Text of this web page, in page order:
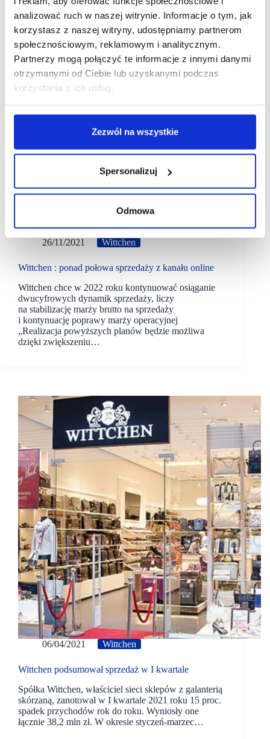
analizować ruch w naszej witrynie. Informacje o tym, jak
korzystasz z naszej witryny, udostępniamy partnerom
społecznościowym, reklamowym i analitycznym.
Partnerzy mogą połączyć te informacje z innymi danymi
otrzymanymi od Ciebie lub uzyskanymi podczas
korzystania z ich usług.
Zezwól na wszystkie
Spersonalizuj
Odmowa
26/11/2021 Wittchen
Wittchen : ponad połowa sprzedaży z kanału online
Wittchen chce w 2022 roku kontynuować osiąganie
dwucyfrowych dynamik sprzedaży, liczy
na stabilizację marży brutto na sprzedaży
i kontynuację poprawy marży operacyjnej
„Realizacja powyższych planów będzie możliwa
dzięki zwiększeniu…
06/04/2021 Wittchen
Wittchen podsumował sprzedaż w I kwartale
Spółka Wittchen, właściciel sieci sklepów z galanterią
skórzaną, zanotował w I kwartale 2021 roku 15 proc.
spadek przychodów rok do roku. Wyniosły one
łącznie 38,2 mln zł. W okresie styczeń-marzec…